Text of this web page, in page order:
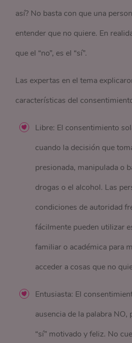
así? No basta con que una
entender que no quiere. En
que el “no”, es el “sí”.
Las expertas en el tema
características del
Libre: El consentimiento
cuando la decisión que
presionada, manipulada o
drogas o el alcohol. Las
condiciones de autoridad
fácilmente pueden utilizar
familiar o académica para
acceder a cosas que no
Entusiasta: El
ausencia de la palabra NO,
“sí” motivado y feliz. No